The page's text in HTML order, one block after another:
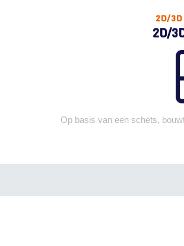
2D/3D
2D/
Op basis van een schets,